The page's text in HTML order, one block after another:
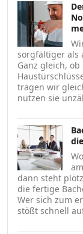
sorgfältiger als
Ganz gleich,
tragen wir
nutzen sie
dann steht
die fertige
Wer sich zum
stößt schnell